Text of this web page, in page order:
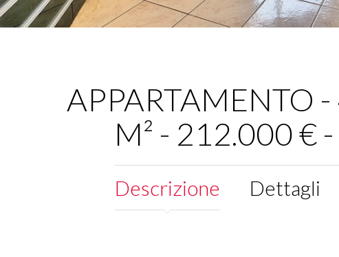
APPARTAMENTO
M² - 212.000 €
Descrizione Dettagli